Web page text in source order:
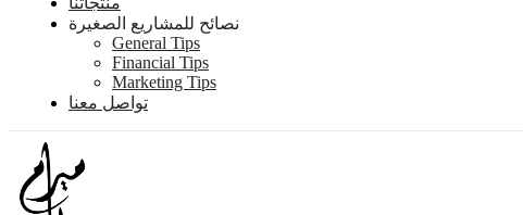
نصائح للمشاريع الصغيرة
General Tips
Financial Tips
Marketing Tips
تواصل معنا